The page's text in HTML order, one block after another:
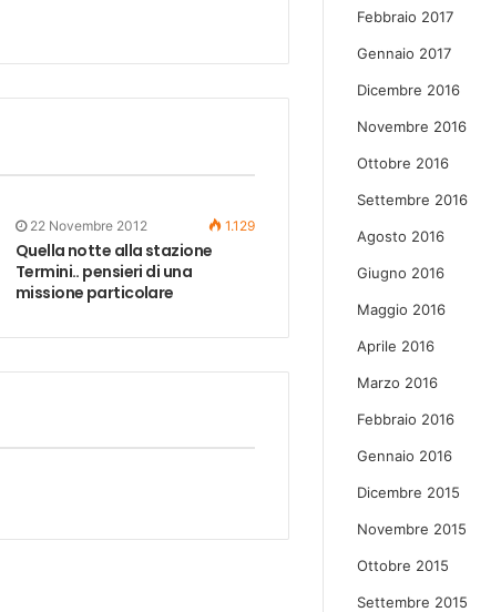
22 Novembre 2012 1.129
Quella notte alla stazione
Termini.. pensieri di una
missione particolare
Febbraio 2017
Gennaio 2017
Dicembre 2016
Novembre 2016
Ottobre 2016
Settembre 2016
Agosto 2016
Giugno 2016
Maggio 2016
Aprile 2016
Marzo 2016
Febbraio 2016
Gennaio 2016
Dicembre 2015
Novembre 2015
Ottobre 2015
Settembre 2015